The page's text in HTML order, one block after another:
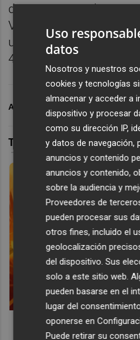
disputaron en el
Vitoria, el Valencia se
un notable acierto
49%, y con seis triples
ARCHIVADO EN
Corepunk MMORPG
Uso
datos
Nosotros y nuestros
cookies y tecnologías
almacenar y acceder a
dispositivo y procesar
como su dirección IP,
y datos de navegación,
anuncios y contenido
anuncios y contenido,
sobre la audiencia y
Proveedores de
pueden procesar sus
otros fines, incluido el
geolocalización
del dispositivo. Sus
solo a este sitio web.
pueden basarse en el
lugar del
oponerse en
Puede retirar su